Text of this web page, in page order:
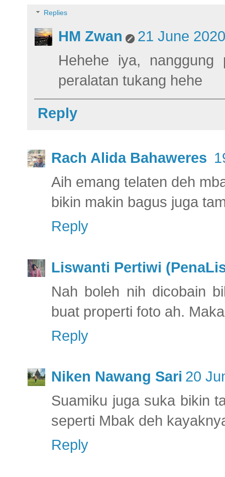
Replies
HM Zwan
21 June
Hehehe iya,
peralatan tukang hehe
Reply
Rach Alida Bahaweres
Aih emang telaten deh
bikin makin bagus juga
Reply
Liswanti Pertiwi
Nah boleh nih dicobain
buat properti foto ah.
Reply
Niken Nawang Sari 20
Suamiku juga suka bikin
seperti Mbak deh
Reply